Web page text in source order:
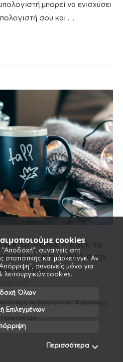
cookies
συναινείς στη
και μάρκετινγκ. Αν
συναινείς μόνο για
cookies.
Όλων
Επιλεγμένων
Περισσότερα
μπορεί να ενισχύσει
σου και …
to Home – Back to
πιο ομαλά στην
των πυλών και οι διακοπές
…